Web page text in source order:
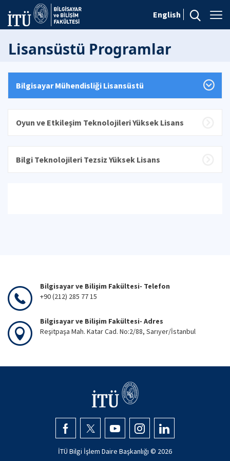
English
Lisansüstü Programlar
Bilgisayar Mühendisliği Lisansüstü
Oyun ve Etkileşim Teknolojileri Yüksek Lisans
Bilgi Teknolojileri Tezsiz Yüksek Lisans
Bilgisayar ve Bilişim Fakültesi- Telefon
+90 (212) 285 77 15
Bilgisayar ve Bilişim Fakültesi- Adres
Reşitpaşa Mah. Katar Cad. No:2/88, Sarıyer/İstanbul
İTÜ Bilgi İşlem Daire Başkanlığı © 2026